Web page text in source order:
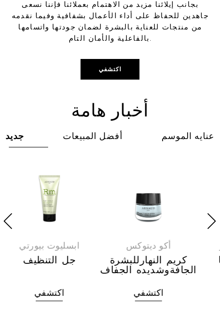
بجانب إيلائنا مزيد من الاهتمام بعملائنا فإننا نسعى
جاهدين للحفاظ على أداء الأعمال بشفافية وفيما نقدمه
من منتجات للعناية بالبشرة لضمان جودتها واتسامها
بالفاعلية والأمان التام.
اكتشفي
أخبار هامة
جديد أفضل المبيعات عنايه الموسم
ابسليوت بيورتي
جل التنظيف
اكتشفي
أكو ديتوكس
كريم النهارللبشرة
الجافةوشديده الجفاف
اكتشفي